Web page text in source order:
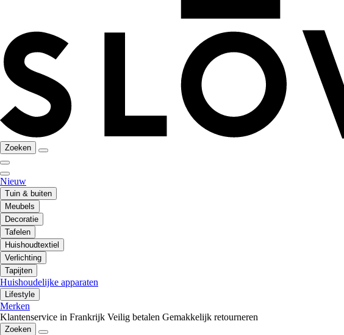
Zoeken
Nieuw
Tuin & buiten
Meubels
Decoratie
Tafelen
Huishoudtextiel
Verlichting
Tapijten
Huishoudelijke apparaten
Lifestyle
Merken
Klantenservice in Frankrijk Veilig betalen Gemakkelijk retourneren
Zoeken